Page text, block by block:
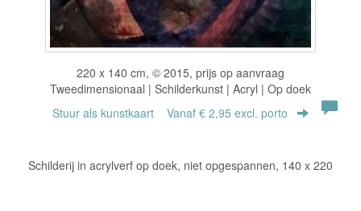
220 x 140 cm, © 2015, prijs op aanvraag
Tweedimensionaal | Schilderkunst | Acryl | Op doek
Stuur als kunstkaart Vanaf € 2,95 excl. porto
Schilderij in acrylverf op doek, niet opgespannen, 140 x 220